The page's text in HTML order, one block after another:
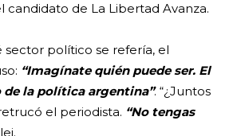
candidato de La Libertad Avanza.
sector político se refería, el
“Imagínate quién puede ser. El
de la política argentina”. “¿Juntos
el periodista. “No tengas